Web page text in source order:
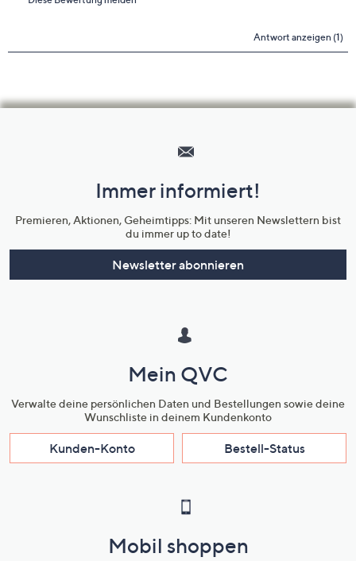
Unternehmensinformationen
Immer informiert!
Premieren, Aktionen, Geheimtipps: Mit unseren Newslettern bist
du immer up to date!
Newsletter abonnieren
Mein QVC
Verwalte deine persönlichen Daten und Bestellungen sowie deine
Wunschliste in deinem Kundenkonto
Kunden-Konto Bestell-Status
Mobil shoppen